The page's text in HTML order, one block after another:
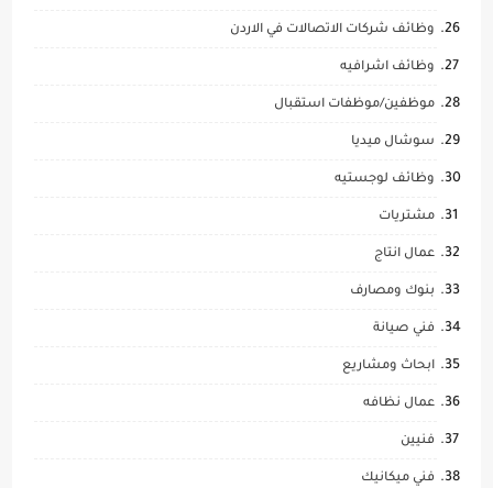
وظائف شركات الاتصالات في الاردن
وظائف اشرافيه
موظفين/موظفات استقبال
سوشال ميديا
وظائف لوجستيه
مشتريات
عمال انتاج
بنوك ومصارف
فني صيانة
ابحاث ومشاريع
عمال نظافه
فنيين
فني ميكانيك